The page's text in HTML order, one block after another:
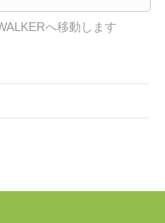
へ移動します